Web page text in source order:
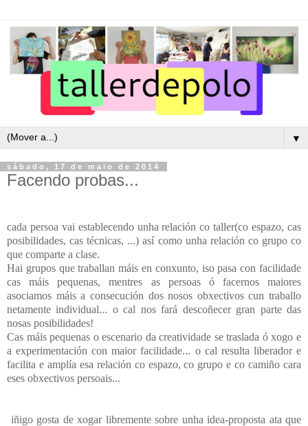
▼
sábado, 17 de maio de 2014
Facendo probas...
cada persoa vai establecendo unha relación co taller(co espazo, cas
posibilidades, cas técnicas, ...) así como unha relación co grupo co
que comparte a clase.
Hai grupos que traballan máis en conxunto, iso pasa con facilidade
cas máis pequenas, mentres as persoas ó facernos maiores
asociamos máis a consecución dos nosos obxectivos cun traballo
netamente individual... o cal nos fará descoñecer gran parte das
nosas posibilidades!
Cas máis pequenas o escenario da creatividade se traslada ó xogo e
a experimentación con maior facilidade... o cal resulta liberador e
facilita e amplía esa relación co espazo, co grupo e co camiño cara
eses obxectivos persoais...
iñigo gosta de xogar libremente sobre unha idea-proposta ata que